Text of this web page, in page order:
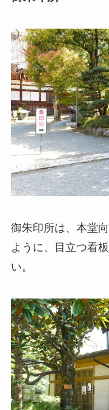
御朱印所は、本堂
ように、目立つ看
い。